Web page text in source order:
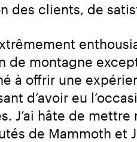
des clients, de
de montagne
à offrir une
d’avoir eu
J’ai hâte de
de Mammoth et